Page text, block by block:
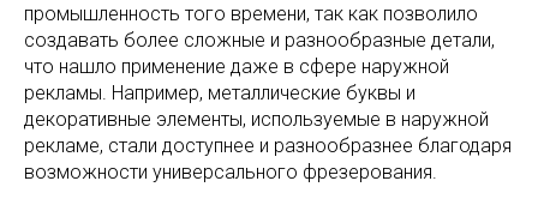
промышленность того времени, так как позволило
создавать более сложные и разнообразные детали,
что нашло применение даже в сфере наружной
рекламы. Например, металлические буквы и
декоративные элементы, используемые в наружной
рекламе, стали доступнее и разнообразнее благодаря
возможности универсального фрезерования.